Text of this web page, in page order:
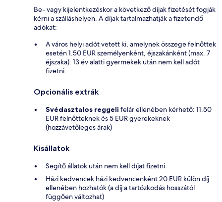
Be- vagy kijelentkezéskor a következő díjak fizetését fogják
kérni a szálláshelyen. A díjak tartalmazhatják a fizetendő
adókat:
A város helyi adót vetett ki, amelynek összege felnőttek
esetén 1.50 EUR személyenként, éjszakánként (max. 7
éjszaka). 13 év alatti gyermekek után nem kell adót
fizetni.
Opcionális extrák
Svédasztalos reggeli felár ellenében kérhető: 11.50
EUR felnőtteknek és 5 EUR gyerekeknek
(hozzávetőleges árak)
Kisállatok
Segítő állatok után nem kell díjat fizetni
Házi kedvencek házi kedvencenként 20 EUR külön díj
ellenében hozhatók (a díj a tartózkodás hosszától
függően változhat)